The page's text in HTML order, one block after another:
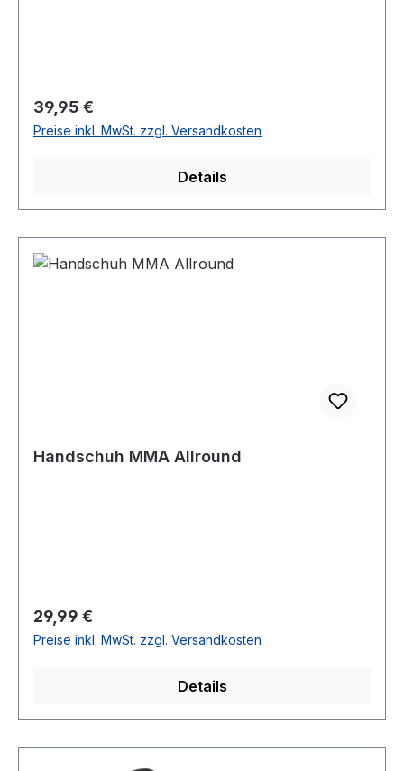
Regulärer Preis:
39,95 €
Preise inkl. MwSt. zzgl. Versandkosten
Details
Handschuh MMA Allround
Regulärer Preis:
29,99 €
Preise inkl. MwSt. zzgl. Versandkosten
Details